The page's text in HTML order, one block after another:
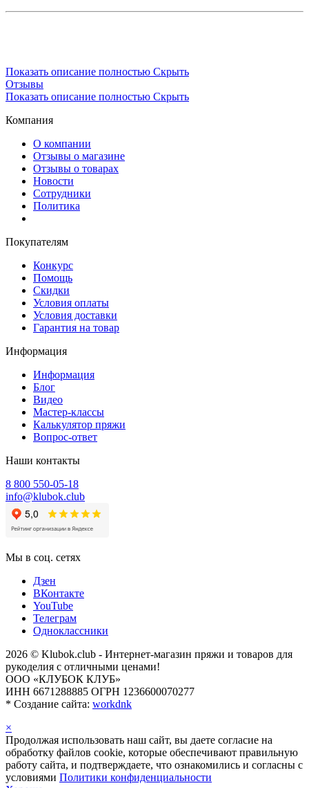
Показать описание полностью Скрыть
Отзывы
Показать описание полностью Скрыть
Компания
О компании
Отзывы о магазине
Отзывы о товарах
Новости
Сотрудники
Политика
Покупателям
Конкурс
Помощь
Скидки
Условия оплаты
Условия доставки
Гарантия на товар
Информация
Информация
Блог
Видео
Мастер-классы
Калькулятор пряжи
Вопрос-ответ
Наши контакты
8 800 550-05-18
info@klubok.club
Мы в соц. сетях
Дзен
ВКонтакте
YouTube
Телеграм
Одноклассники
2026 © Klubok.club - Интернет-магазин пряжи и товаров для
рукоделия с отличными ценами!
ООО «КЛУБОК КЛУБ»
ИНН 6671288885 ОГРН 1236600070277
* Создание сайта: workdnk
×
Продолжая использовать наш сайт, вы даете согласие на
обработку файлов cookie, которые обеспечивают правильную
работу сайта, и подтверждаете, что ознакомились и согласны с
условиями Политики конфиденциальности